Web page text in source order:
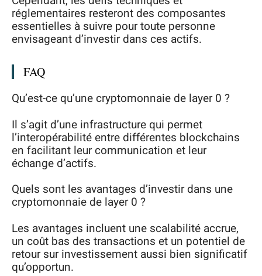
réglementaires resteront des composantes
essentielles à suivre pour toute personne
envisageant d’investir dans ces actifs.
FAQ
Qu’est-ce qu’une cryptomonnaie de layer 0 ?
Il s’agit d’une infrastructure qui permet
l’interopérabilité entre différentes blockchains
en facilitant leur communication et leur
échange d’actifs.
Quels sont les avantages d’investir dans une
cryptomonnaie de layer 0 ?
Les avantages incluent une scalabilité accrue,
un coût bas des transactions et un potentiel de
retour sur investissement aussi bien significatif
qu’opportun.